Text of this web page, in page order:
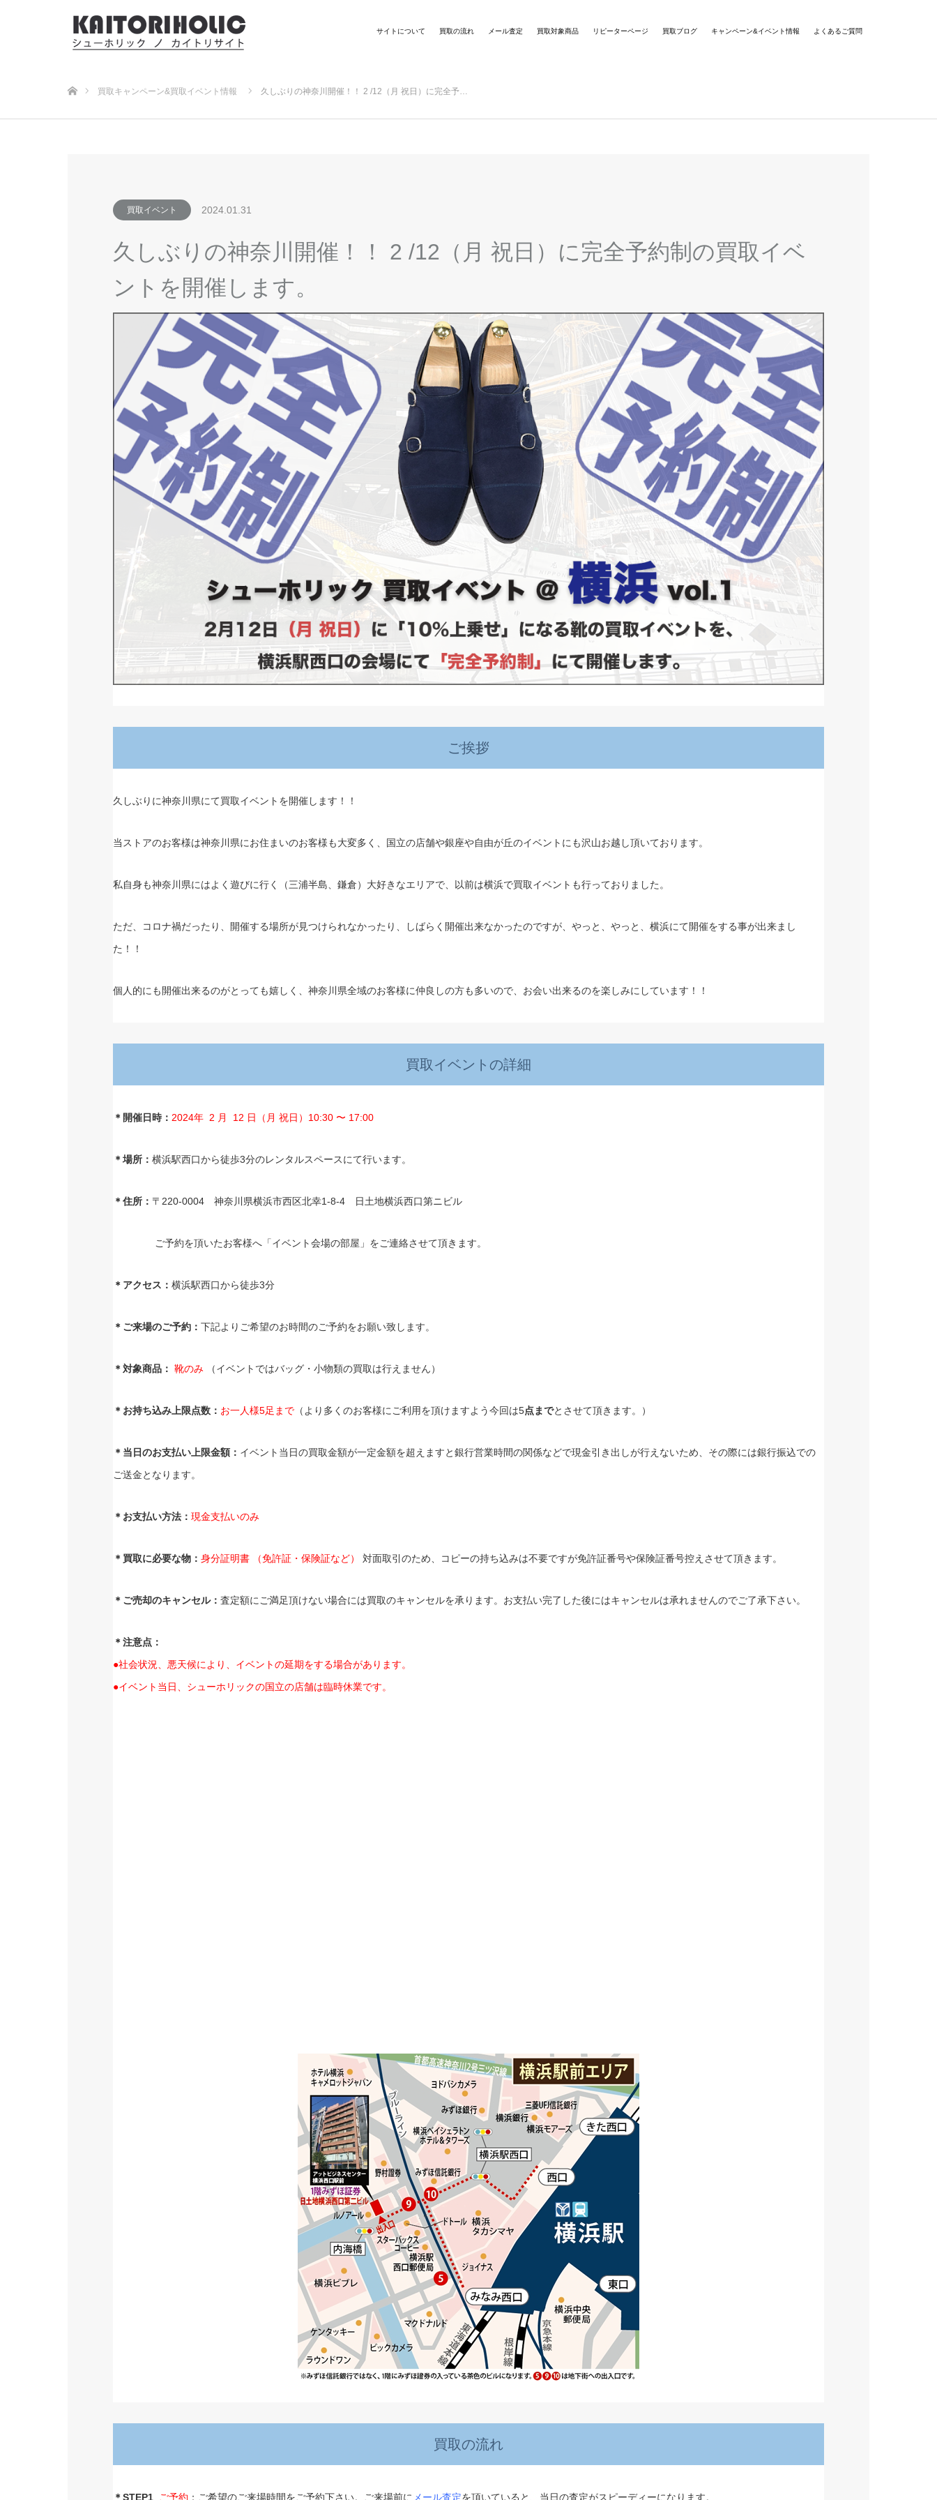
サイトについて 買取の流れ メール査定 買取対象商品 リピーターページ 買取ブログ キャンペーン&イベント情報 よくあるご質問
買取キャンペーン&買取イベント情報 久しぶりの神奈川開催！！ 2 /12（月 祝日）に完全予…
買取イベント 2024.01.31
久しぶりの神奈川開催！！ 2 /12（月 祝日）に完全予約制の買取イベ
ントを開催します。
ご挨拶
久しぶりに神奈川県にて買取イベントを開催します！！
当ストアのお客様は神奈川県にお住まいのお客様も大変多く、国立の店舗や銀座や自由が丘のイベントにも沢山お越し頂いております。
私自身も神奈川県にはよく遊びに行く（三浦半島、鎌倉）大好きなエリアで、以前は横浜で買取イベントも行っておりました。
ただ、コロナ禍だったり、開催する場所が見つけられなかったり、しばらく開催出来なかったのですが、やっと、やっと、横浜にて開催をする事が出来まし
た！！
個人的にも開催出来るのがとっても嬉しく、神奈川県全域のお客様に仲良しの方も多いので、お会い出来るのを楽しみにしています！！
買取イベントの詳細
＊開催日時： 2024年 2 月 12 日（月 祝日）10:30 〜 17:00
＊場所： 横浜駅西口から徒歩3分のレンタルスペースにて行います。
＊住所： 〒220-0004 神奈川県横浜市西区北幸1-8-4 日土地横浜西口第ニビル
ご予約を頂いたお客様へ「イベント会場の部屋」をご連絡させて頂きます。
＊アクセス： 横浜駅西口から徒歩3分
＊ご来場のご予約： 下記よりご希望のお時間のご予約をお願い致します。
＊対象商品： 靴のみ （イベントではバッグ・小物類の買取は行えません）
＊お持ち込み上限点数： お一人様5足まで （より多くのお客様にご利用を頂けますよう今回は5点までとさせて頂きます。）
＊当日のお支払い上限金額： イベント当日の買取金額が一定金額を超えますと銀行営業時間の関係などで現金引き出しが行えないため、その際には銀行振込での
ご送金となります。
＊お支払い方法： 現金支払いのみ
＊買取に必要な物： 身分証明書 （免許証・保険証など） 対面取引のため、コピーの持ち込みは不要ですが免許証番号や保険証番号控えさせて頂きます。
＊ご売却のキャンセル： 査定額にご満足頂けない場合には買取のキャンセルを承ります。お支払い完了した後にはキャンセルは承れませんのでご了承下さい。
＊注意点：
●社会状況、悪天候により、イベントの延期をする場合があります。
●イベント当日、シューホリックの国立の店舗は臨時休業です。
買取の流れ
＊STEP1 ご予約 ：ご希望のご来場時間をご予約下さい。ご来場前に メール査定を頂いていると、当日の査定がスピーディーになります。